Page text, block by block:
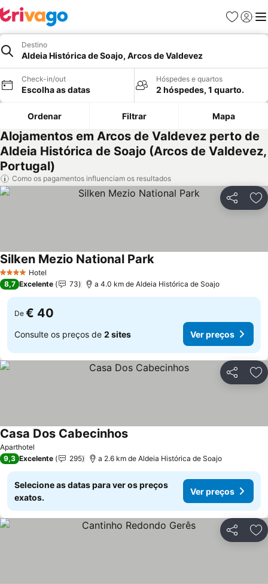
Favoritos
Iniciar
Destino
Aldeia Histórica de Soajo, Arcos de Valdevez
Check-in/out
Escolha as datas
Hóspedes e quartos
2 hóspedes, 1 quarto.
Ordenar Filtrar Mapa
Alojamentos em Arcos de Valdevez perto de
Aldeia Histórica de Soajo (Arcos de Valdevez,
Portugal)
Como os pagamentos influenciam os resultados
Partilhar
4 EstrelasHotel
Silken Mezio National Park
8,7 Excelente 73 a 4.0 km de Aldeia Histórica de Soajo
De € 40
Consulte os preços de 2 sites Ver preços
Partilhar
Aparthotel
Casa Dos Cabecinhos
9,3 Excelente 295 a 2.6 km de Aldeia Histórica de Soajo
Selecione as datas para ver os preços
exatos.
Ver preços
Partilhar